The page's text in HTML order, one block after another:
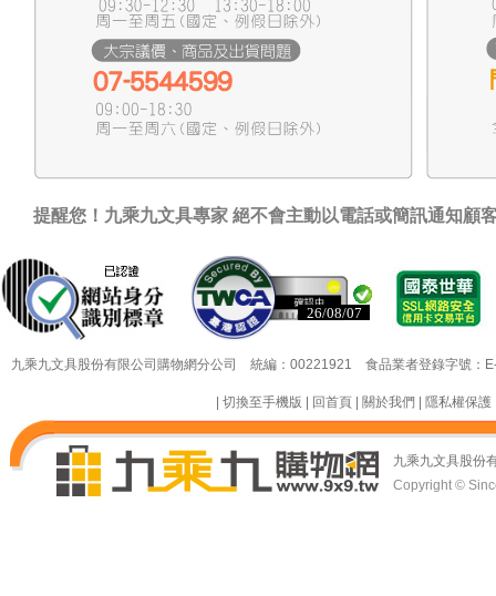
提醒您！九乘九文具專家 絕不會主動以電話或簡訊通知顧
已認證
已認證
九乘九文具股份有限公司購物網分公司 統編：00221921 食品業者登錄字號
| 切換至手機版 | 回首頁| 關於我們| 隱私權保護
九乘九文具股份
Copyright ©